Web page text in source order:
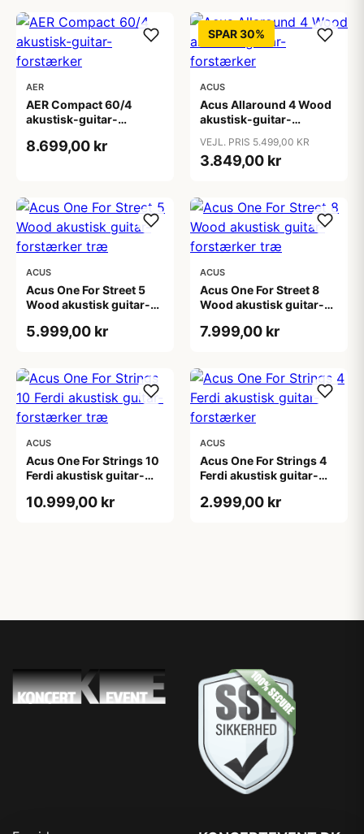
AER
AER Compact 60/4
akustisk-guitar-
8.699,00 kr
SPAR 30%
ACUS
Acus Allaround 4 Wood
akustisk-guitar-
VEJL. PRIS 5.499,00 KR
3.849,00 kr
ACUS
Acus One For Street 5
Wood akustisk guitar-
5.999,00 kr
ACUS
Acus One For Street 8
Wood akustisk guitar-
7.999,00 kr
ACUS
Acus One For Strings 10
Ferdi akustisk guitar-
10.999,00 kr
ACUS
Acus One For Strings 4
Ferdi akustisk guitar-
2.999,00 kr